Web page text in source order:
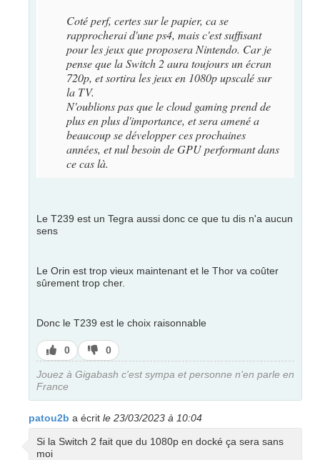
Coté perf, certes sur le papier, ca se
rapprocherai d'une ps4, mais c'est suffisant
pour les jeux que proposera Nintendo. Car je
pense que la Switch 2 aura toujours un écran
720p, et sortira les jeux en 1080p upscalé sur
la TV.
N'oublions pas que le cloud gaming prend de
plus en plus d'importance, et sera amené a
beaucoup se développer ces prochaines
années, et nul besoin de GPU performant dans
ce cas là.
Le T239 est un Tegra aussi donc ce que tu dis n'a aucun
sens
Le Orin est trop vieux maintenant et le Thor va coûter
sûrement trop cher.
Donc le T239 est le choix raisonnable
J’aime
0
J’aime
pas
0
Jouez à Gigabash c'est sympa et personne n'en parle en
France
patou2b a écrit le 23/03/2023 à 10:04
Si la Switch 2 fait que du 1080p en docké ça sera sans
moi